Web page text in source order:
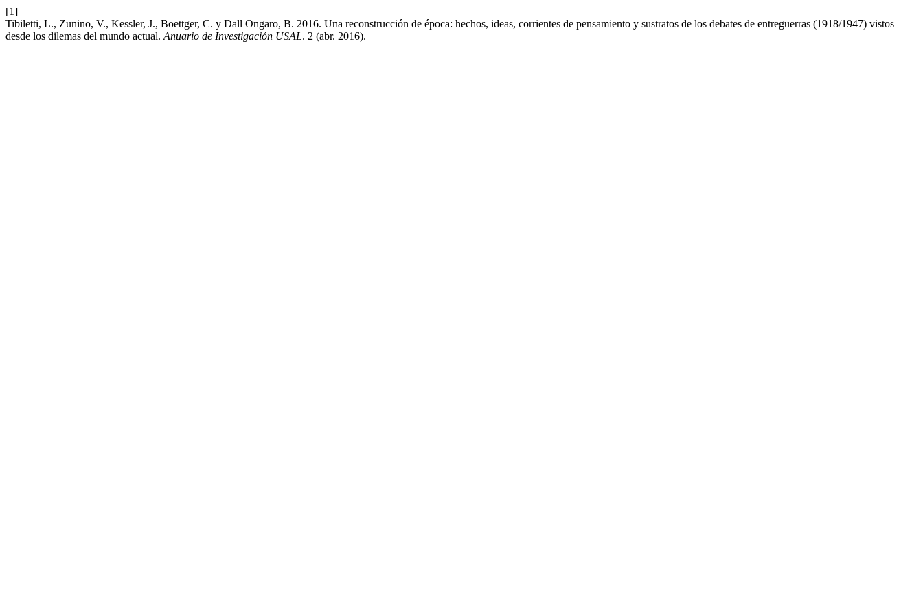
[1]
Tibiletti, L., Zunino, V., Kessler, J., Boettger, C. y Dall Ongaro, B. 2016. Una reconstrucción de época: hechos, ideas, corrientes de pensamiento y sustratos de los debates de entreguerras (1918/1947) vistos
desde los dilemas del mundo actual. Anuario de Investigación USAL. 2 (abr. 2016).